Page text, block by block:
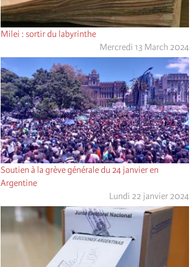
Milei : sortir du labyrinthe
Mercredi 13 March 2024
Soutien à la grève générale du 24 janvier en
Argentine
Lundi 22 janvier 2024